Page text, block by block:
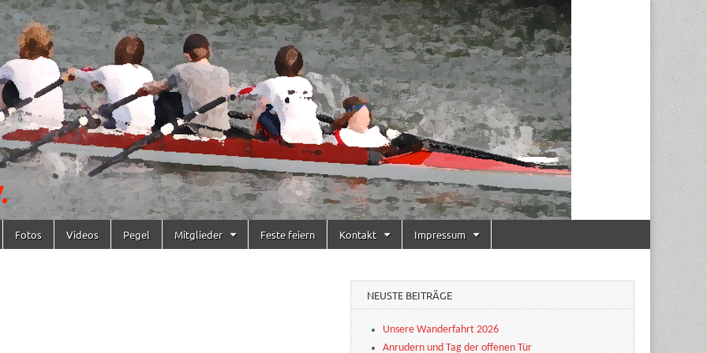
Fotos Videos Pegel Mitglieder Feste feiern Kontakt Impressum
NEUSTE BEITRÄGE
Unsere Wanderfahrt 2026
Anrudern und Tag der offenen Tür